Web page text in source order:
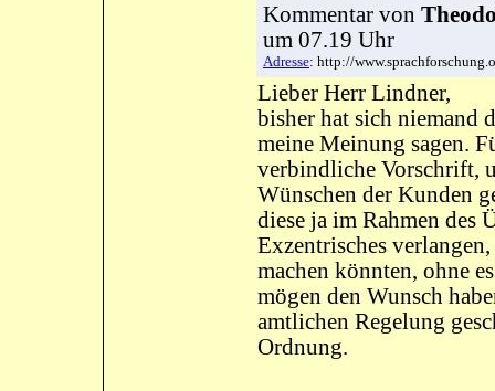
Kommentar von
um 07.19 Uhr
Adresse: http://
Lieber Herr Lindner,
bisher hat sich niemand
meine Meinung sagen.
verbindliche Vorschrift,
Wünschen der Kunden
diese ja im Rahmen des
Exzentrisches
machen könnten, ohne
mögen den Wunsch
amtlichen Regelung
Ordnung.